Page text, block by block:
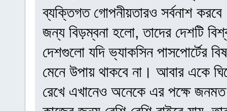
ব্যক্তিগত গোপনীয়তারও সর্বনাশ
জন্য বিড়ম্বনা হলো, তাদের দেশটি
দেশগুলো যদি ভ্যাকসিন পাসপোর্টের
মেনে উপায় থাকবে না। আবার একে
রেখে এখানেও অনেকে এর পক্ষে জনমত